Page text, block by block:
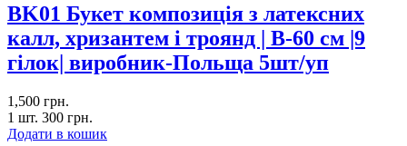
BK01 Букет композиція з латексних
калл, хризантем і троянд | В-60 см |9
гілок| виробник-Польща 5шт/уп
1,500 грн.
1 шт. 300 грн.
Додати в кошик